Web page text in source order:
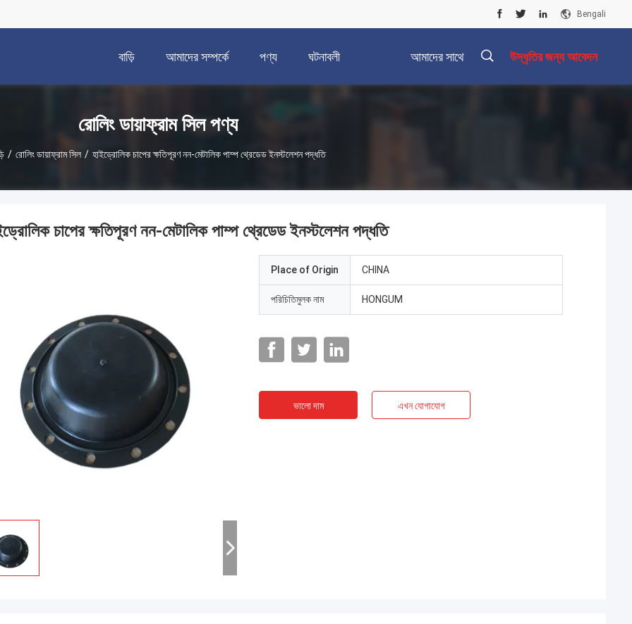
Bengali
বাড়ি আমাদের সম্পর্কে পণ্য ঘটনাবলী আমাদের সাথে উদ্ধৃতির জন্য আবেদন
রোলিং ডায়াফ্রাম সিল পণ্য
/ রোলিং ডায়াফ্রাম সিল / হাইড্রোলিক চাপের ক্ষতিপূরণ নন-মেটালিক পাম্প থ্রেডেড ইনস্টলেশন পদ্ধতি
চাপের ক্ষতিপূরণ নন-মেটালিক পাম্প থ্রেডেড ইনস্টলেশন পদ্ধতি
Place of Origin CHINA
পরিচিতিমুলক নাম HONGUM
ভালো দাম এখন যোগাযোগ